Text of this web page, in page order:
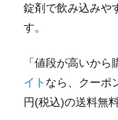
錠剤で飲み込みや
す。
「値段が高いか
イト なら、クーポ
円(税込)の送料無